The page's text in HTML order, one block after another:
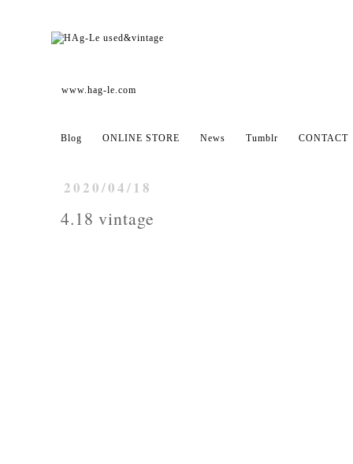
www.hag-le.com
Blog ONLINE STORE News Tumblr CONTACT
2020/04/18
4.18 vintage